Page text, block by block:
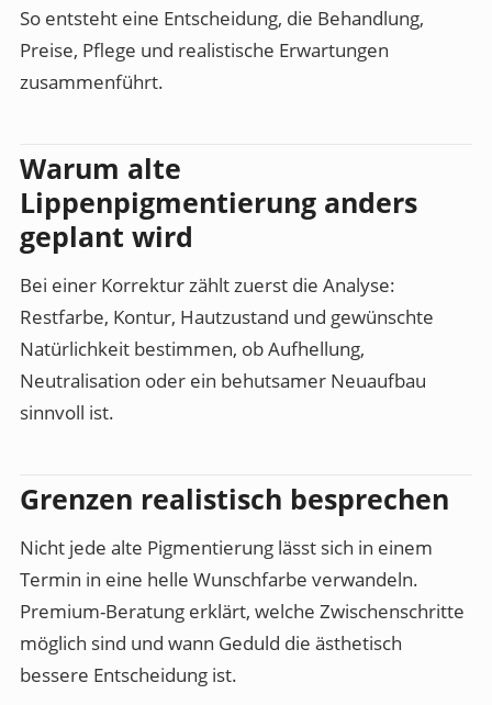
So entsteht eine Entscheidung, die Behandlung,
Preise, Pflege und realistische Erwartungen
zusammenführt.
Warum alte
Lippenpigmentierung anders
geplant wird
Bei einer Korrektur zählt zuerst die Analyse:
Restfarbe, Kontur, Hautzustand und gewünschte
Natürlichkeit bestimmen, ob Aufhellung,
Neutralisation oder ein behutsamer Neuaufbau
sinnvoll ist.
Grenzen realistisch besprechen
Nicht jede alte Pigmentierung lässt sich in einem
Termin in eine helle Wunschfarbe verwandeln.
Premium-Beratung erklärt, welche Zwischenschritte
möglich sind und wann Geduld die ästhetisch
bessere Entscheidung ist.